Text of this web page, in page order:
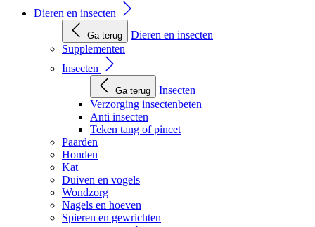
Dieren en insecten
Ga terug
Dieren en insecten
Supplementen
Insecten
Ga terug
Insecten
Verzorging insectenbeten
Anti insecten
Teken tang of pincet
Paarden
Honden
Kat
Duiven en vogels
Wondzorg
Nagels en hoeven
Spieren en gewrichten